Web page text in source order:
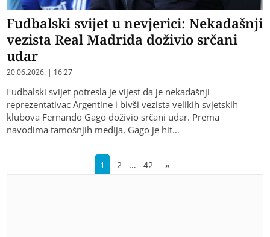
Fudbalski svijet u nevjerici: Nekadašnji
vezista Real Madrida doživio srčani
udar
20.06.2026. | 16:27
Fudbalski svijet potresla je vijest da je nekadašnji
reprezentativac Argentine i bivši vezista velikih svjetskih
klubova Fernando Gago doživio srčani udar. Prema
navodima tamošnjih medija, Gago je hit…
1 2 … 42 »